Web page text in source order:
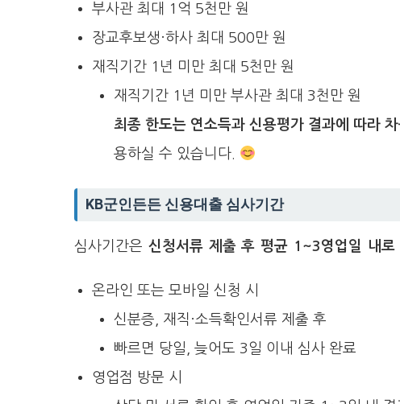
부사관 최대 1억 5천만 원
장교후보생·하사 최대 500만 원
재직기간 1년 미만 최대 5천만 원
재직기간 1년 미만 부사관 최대 3천만 원
최종 한도는 연소득과 신용평가 결과에 따라
용하실 수 있습니다.
KB군인든든 신용대출 심사기간
심사기간은 신청서류 제출 후 평균 1~3영업일 내로
온라인 또는 모바일 신청 시
신분증, 재직·소득확인서류 제출 후
빠르면 당일, 늦어도 3일 이내 심사 완료
영업점 방문 시